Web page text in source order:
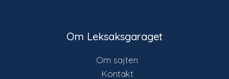
Om Leksaksgaraget
Om sajten
Kontakt